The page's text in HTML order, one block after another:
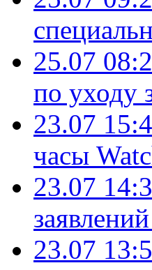
25.07
по уходу
23.07
часы
23.07
23.07